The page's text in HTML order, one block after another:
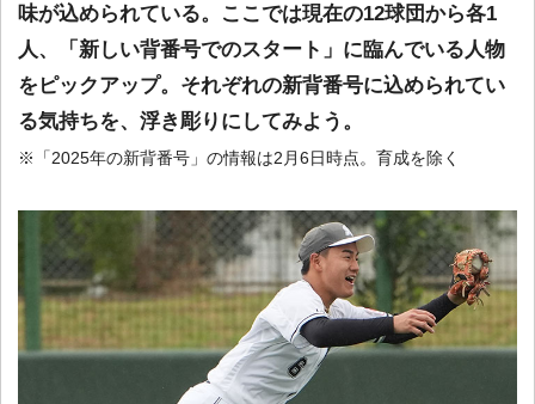
味が込められている。ここでは現在の12球団から各1
人、「新しい背番号でのスタート」に臨んでいる人物
をピックアップ。それぞれの新背番号に込められてい
る気持ちを、浮き彫りにしてみよう。
※「2025年の新背番号」の情報は2月6日時点。育成を除く